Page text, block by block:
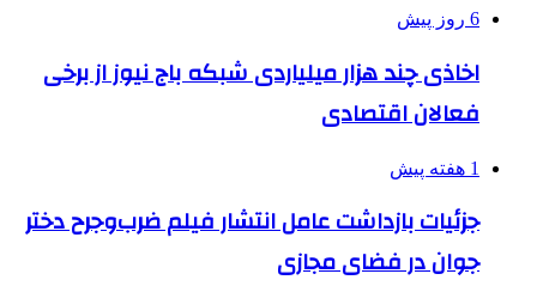
6 روز پیش
اخاذی چند هزار میلیاردی شبکه باج نیوز از برخی
فعالان اقتصادی
1 هفته پیش
جزئیات بازداشت عامل انتشار فیلم ضرب‌وجرح دختر
جوان در فضای مجازی